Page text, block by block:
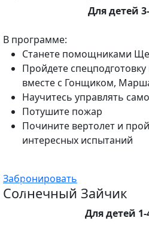
Для детей
В программе:
Станете помощниками
Пройдете
вместе с Гонщиком,
Научитесь управлять
Потушите пожар
Почините вертолет и
интересных испытаний
Забронировать
Солнечный Зайчик
Для детей 1-